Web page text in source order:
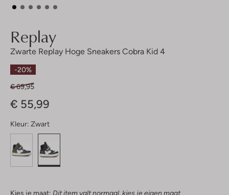
Replay
Zwarte Replay Hoge Sneakers Cobra Kid 4
-20%
€ 69,95
€ 55,99
Kleur: Zwart
Kies je maat: Dit item valt normaal, kies je eigen maat